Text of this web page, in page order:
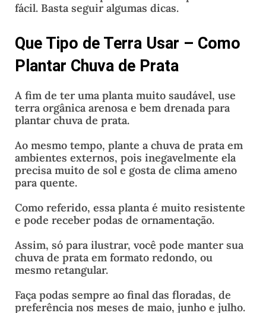
fácil. Basta seguir algumas dicas.
Que Tipo de Terra Usar – Como
Plantar Chuva de Prata
A fim de ter uma planta muito saudável, use
terra orgânica arenosa e bem drenada para
plantar chuva de prata.
Ao mesmo tempo, plante a chuva de prata em
ambientes externos, pois inegavelmente ela
precisa muito de sol e gosta de clima ameno
para quente.
Como referido, essa planta é muito resistente
e pode receber podas de ornamentação.
Assim, só para ilustrar, você pode manter sua
chuva de prata em formato redondo, ou
mesmo retangular.
Faça podas sempre ao final das floradas, de
preferência nos meses de maio, junho e julho.